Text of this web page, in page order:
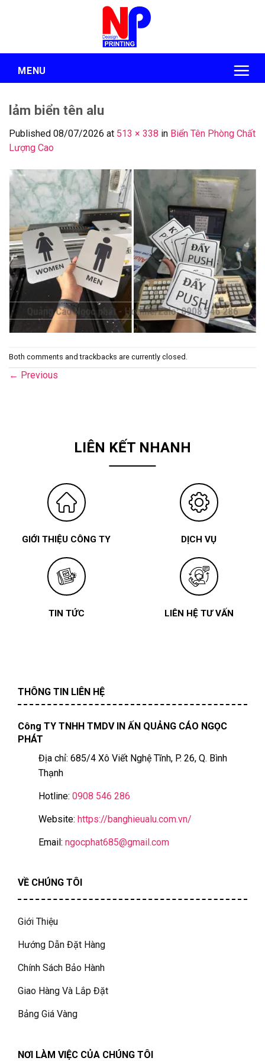
MENU
lảm biển tên alu
Published 08/07/2026 at 513 × 338 in Biển Tên Phòng Chất
Lượng Cao
Both comments and trackbacks are currently closed.
← Previous
LIÊN KẾT NHANH
GIỚI THIỆU CÔNG TY DỊCH VỤ
TIN TỨC LIÊN HỆ TƯ VẤN
THÔNG TIN LIÊN HỆ
Công TY TNHH TMDV IN ẤN QUẢNG CÁO NGỌC
PHÁT
Địa chỉ: 685/4 Xô Viết Nghệ Tĩnh, P. 26, Q. Bình
Thạnh
Hotline: 0908 546 286
Website: https://banghieualu.com.vn/
Email: ngocphat685@gmail.com
VỀ CHÚNG TÔI
Giới Thiệu
Hướng Dẫn Đặt Hàng
Chính Sách Bảo Hành
Giao Hàng Và Lắp Đặt
Bảng Giá Vàng
NƠI LÀM VIỆC CỦA CHÚNG TÔI